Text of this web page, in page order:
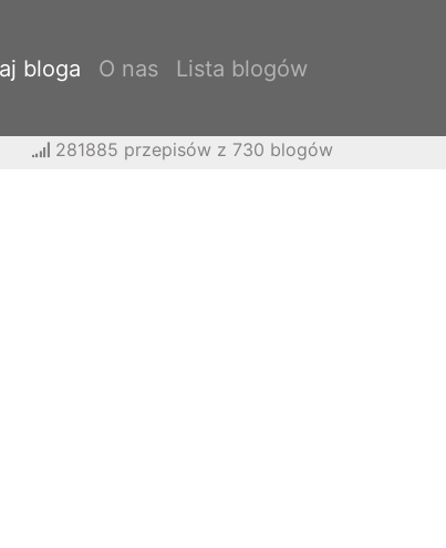
bloga O nas Lista blogów
281885 przepisów z 730 blogów